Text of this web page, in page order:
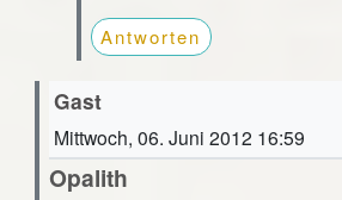
Antworten
Gast
Mittwoch, 06. Juni 2012 16:59
Opalith